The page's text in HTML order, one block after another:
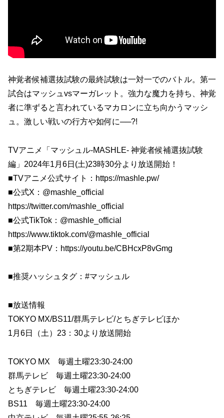
神覚者候補選抜試験の最終試験は一対一でのバトル。第一
試合はマッシュvsマーガレット。強力な魔力を持ち、神覚
者に準ずると言われているマカロンに立ち向かうマッシ
ュ。激しい戦いの行方や如何に──?!
TVアニメ「マッシュル-MASHLE- 神覚者候補選抜試験
編」2024年1月6日(土)23時30分より放送開始！
■TVアニメ公式サイト：https://mashle.pw/
■公式X：@mashle_official
https://twitter.com/mashle_official
■公式TikTok：@mashle_official
https://www.tiktok.com/@mashle_official
■第2期本PV：https://youtu.be/CBHcxP8vGmg
■推奨ハッシュタグ：#マッシュル
■放送情報
TOKYO MX/BS11/群馬テレビ/とちぎテレビほか
1月6日（土）23：30より放送開始
TOKYO MX 毎週土曜23:30-24:00
群馬テレビ 毎週土曜23:30-24:00
とちぎテレビ 毎週土曜23:30-24:00
BS11 毎週土曜23:30-24:00